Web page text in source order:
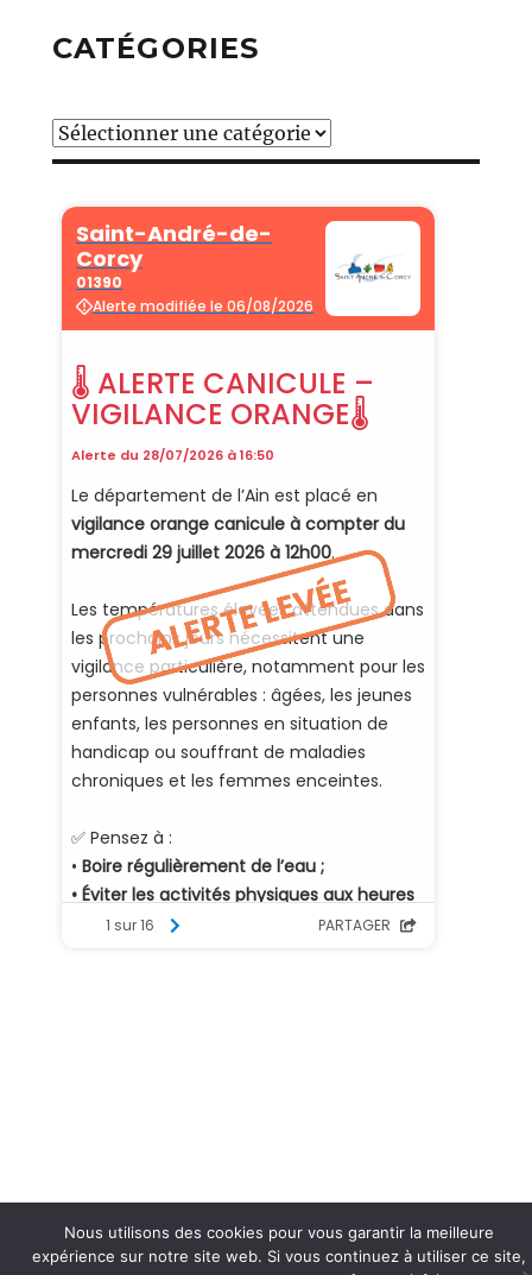
CATÉGORIES
Catégories
Nous utilisons des cookies pour vous garantir la meilleure
expérience sur notre site web. Si vous continuez à utiliser ce site,